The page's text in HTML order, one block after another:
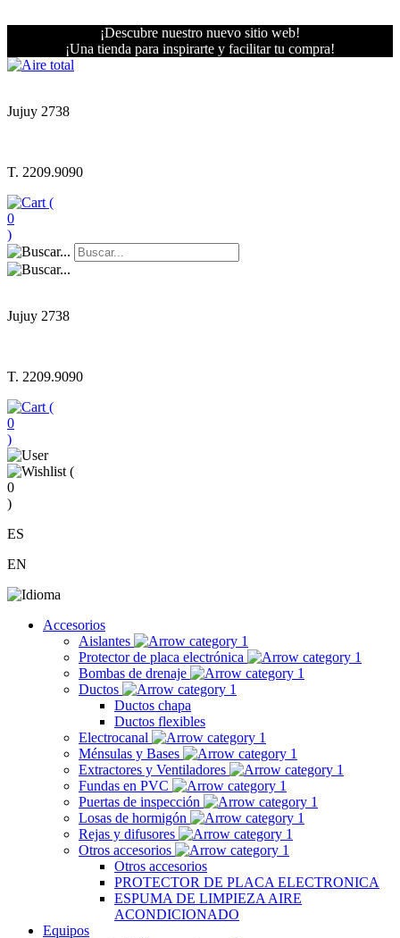
¡Descubre nuestro nuevo sitio web!
¡Una tienda para inspirarte y facilitar tu compra!
Jujuy 2738
T. 2209.9090
(
0
)
Jujuy 2738
T. 2209.9090
(
0
)
(
0
)
ES
EN
Accesorios
Aislantes
Protector de placa electrónica
Bombas de drenaje
Ductos
Ductos chapa
Ductos flexibles
Electrocanal
Ménsulas y Bases
Extractores y Ventiladores
Fundas en PVC
Puertas de inspección
Losas de hormigón
Rejas y difusores
Otros accesorios
Otros accesorios
PROTECTOR DE PLACA ELECTRONICA
ESPUMA DE LIMPIEZA AIRE
ACONDICIONADO
Equipos